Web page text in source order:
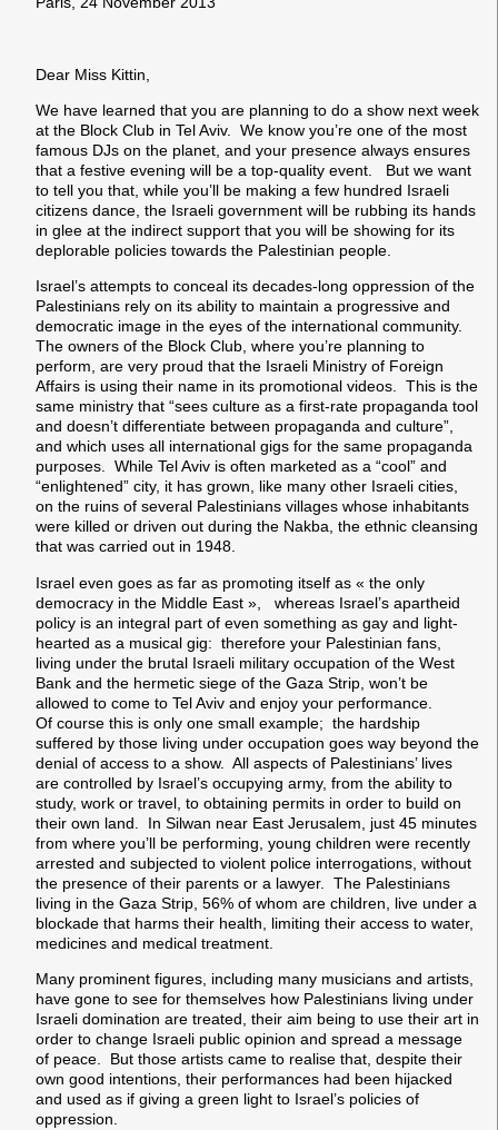
Dear Miss Kittin,
We have learned that you are planning to do a show next week
at the Block Club in Tel Aviv. We know you’re one of the most
famous DJs on the planet, and your presence always ensures
that a festive evening will be a top-quality event. But we want
to tell you that, while you’ll be making a few hundred Israeli
citizens dance, the Israeli government will be rubbing its hands
in glee at the indirect support that you will be showing for its
deplorable policies towards the Palestinian people.
Israel’s attempts to conceal its decades-long oppression of the
Palestinians rely on its ability to maintain a progressive and
democratic image in the eyes of the international community.
The owners of the Block Club, where you’re planning to
perform, are very proud that the Israeli Ministry of Foreign
Affairs is using their name in its promotional videos. This is the
same ministry that “sees culture as a first-rate propaganda tool
and doesn’t differentiate between propaganda and culture”,
and which uses all international gigs for the same propaganda
purposes. While Tel Aviv is often marketed as a “cool” and
“enlightened” city, it has grown, like many other Israeli cities,
on the ruins of several Palestinians villages whose inhabitants
were killed or driven out during the Nakba, the ethnic cleansing
that was carried out in 1948.
Israel even goes as far as promoting itself as « the only
democracy in the Middle East », whereas Israel’s apartheid
policy is an integral part of even something as gay and light-
hearted as a musical gig: therefore your Palestinian fans,
living under the brutal Israeli military occupation of the West
Bank and the hermetic siege of the Gaza Strip, won’t be
allowed to come to Tel Aviv and enjoy your performance.
Of course this is only one small example; the hardship
suffered by those living under occupation goes way beyond the
denial of access to a show. All aspects of Palestinians’ lives
are controlled by Israel’s occupying army, from the ability to
study, work or travel, to obtaining permits in order to build on
their own land. In Silwan near East Jerusalem, just 45 minutes
from where you’ll be performing, young children were recently
arrested and subjected to violent police interrogations, without
the presence of their parents or a lawyer. The Palestinians
living in the Gaza Strip, 56% of whom are children, live under a
blockade that harms their health, limiting their access to water,
medicines and medical treatment.
Many prominent figures, including many musicians and artists,
have gone to see for themselves how Palestinians living under
Israeli domination are treated, their aim being to use their art in
order to change Israeli public opinion and spread a message
of peace. But those artists came to realise that, despite their
own good intentions, their performances had been hijacked
and used as if giving a green light to Israel’s policies of
oppression.